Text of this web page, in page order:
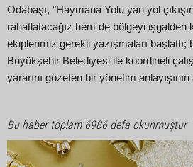
Odabaşı, "Haymana Yolu yan yol
rahatlatacağız hem de bölgeyi işgalden
ekiplerimiz gerekli yazışmaları başlattı;
Büyükşehir Belediyesi ile koordineli
yararını gözeten bir yönetim anlayışının
Bu haber toplam 6986 defa okunmuştur